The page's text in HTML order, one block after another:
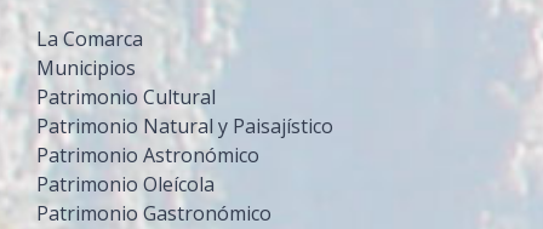
La Comarca
Municipios
Patrimonio Cultural
Patrimonio Natural y Paisajístico
Patrimonio Astronómico
Patrimonio Oleícola
Patrimonio Gastronómico